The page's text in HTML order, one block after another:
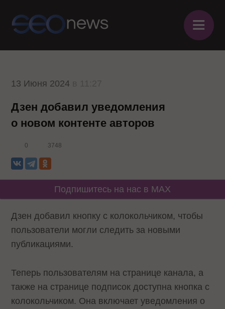
≡
13 Июня 2024
Дзен добавил уведомления
о новом контенте авторов
0 3748
Подпишитесь на нас в MAX
Дзен добавил кнопку с колокольчиком, чтобы
пользователи могли следить за новыми
публикациями.
Теперь пользователям на странице канала, а
также на странице подписок доступна кнопка с
колокольчиком. Она включает уведомления о